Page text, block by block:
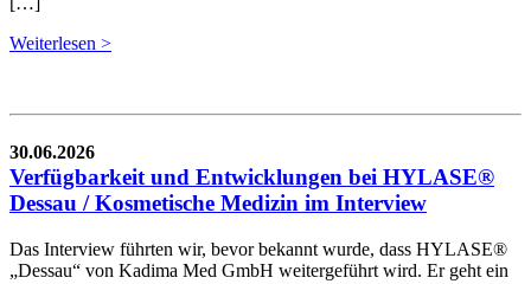
Weiterlesen >
30.06.2026
Verfügbarkeit und Entwicklungen bei HYLASE®
Dessau / Kosmetische Medizin im Interview
Das Interview führten wir, bevor bekannt wurde, dass HYLASE®
„Dessau“ von Kadima Med GmbH weitergeführt wird. Er geht ein